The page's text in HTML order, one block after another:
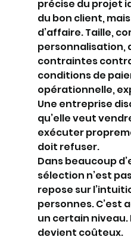
précise du projet
du bon client,
d’affaire. Taille,
personnalisation,
contraintes
conditions de
opérationnelle,
Une entreprise
qu’elle veut
exécuter
doit refuser.
Dans beaucoup
sélection n’est
repose sur
personnes. C’est
un certain niveau.
devient coûteux.